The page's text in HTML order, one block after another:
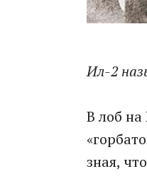
Ил-2
В лоб на
зная,